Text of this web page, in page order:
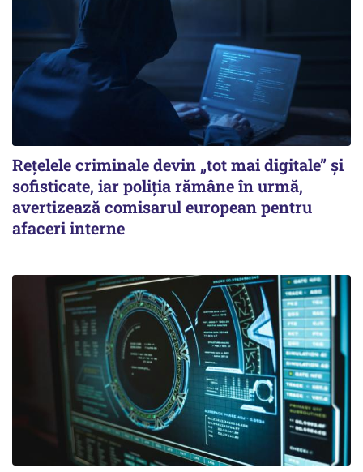
Rețelele criminale devin „tot mai digitale” și
sofisticate, iar poliția rămâne în urmă,
avertizează comisarul european pentru
afaceri interne